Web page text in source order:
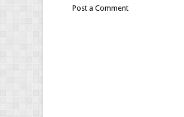
Post a Comment